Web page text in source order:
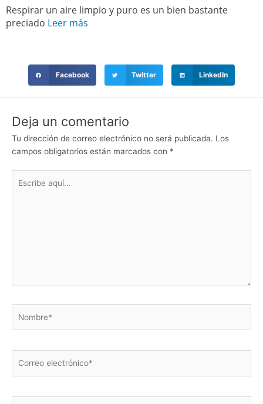
Respirar un aire limpio y puro es un bien bastante
preciado Leer más
Facebook Twitter LinkedIn
Deja un comentario
Tu dirección de correo electrónico no será publicada. Los
campos obligatorios están marcados con *
aquí...
electrónico*